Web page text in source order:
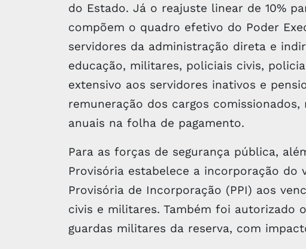
do Estado. Já o reajuste linear de 10%
compõem o quadro efetivo do Poder
servidores da administração direta e
educação, militares, policiais civis,
extensivo aos servidores inativos e
remuneração dos cargos comissionados,
anuais na folha de pagamento.
Para as forças de segurança pública,
Provisória estabelece a incorporação do
Provisória de Incorporação (PPI) aos
civis e militares. Também foi autorizado
guardas militares da reserva, com